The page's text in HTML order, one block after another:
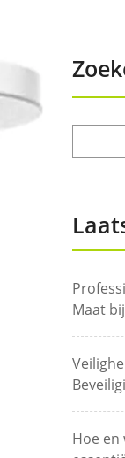
Maat
Hoe